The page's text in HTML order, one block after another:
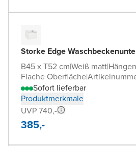
Storke Edge
B45 x T52 cm|Weiß matt|
Flache Oberfläche|
Sofort lieferbar
Produktmerkmale
UVP 740,-
385,-